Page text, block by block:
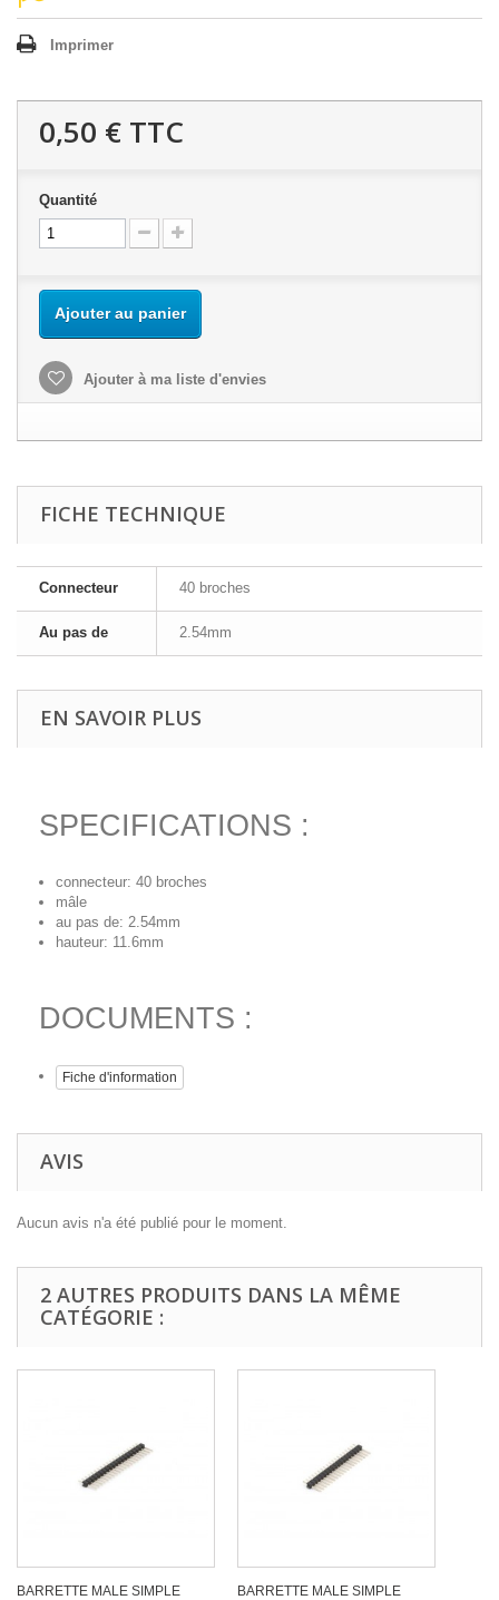
Imprimer
0,50 € TTC
Quantité
Ajouter au panier
Ajouter à ma liste d'envies
FICHE TECHNIQUE
Connecteur 40 broches
Au pas de 2.54mm
EN SAVOIR PLUS
SPECIFICATIONS :
connecteur: 40 broches
mâle
au pas de: 2.54mm
hauteur: 11.6mm
DOCUMENTS :
Fiche d'information
AVIS
Aucun avis n'a été publié pour le moment.
2 AUTRES PRODUITS DANS LA MÊME
CATÉGORIE :
BARRETTE MALE SIMPLE
BARRETTE MALE SIMPLE